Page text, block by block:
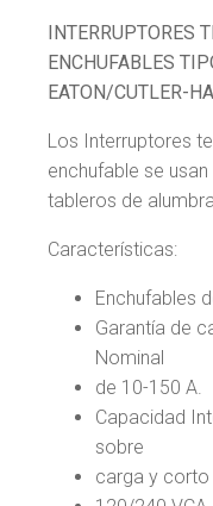
INTERRUPTORES
ENCHUFABLES
EATON/CUTLER-
Los Interruptores
enchufable se
tableros de
Características:
Enchufables
Garantía de
Nominal
de 10-150 A.
Capacidad
sobre
carga y corto